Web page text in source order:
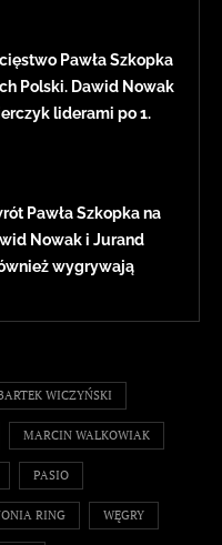
Pawła Szkopka
Polski. Dawid Nowak
liderami po 1.
Pawła Szkopka na
Nowak i Jurand
wygrywają
WICZYŃSKI
MARCIN WALKOWIAK
PASIO
RING WĘGRY